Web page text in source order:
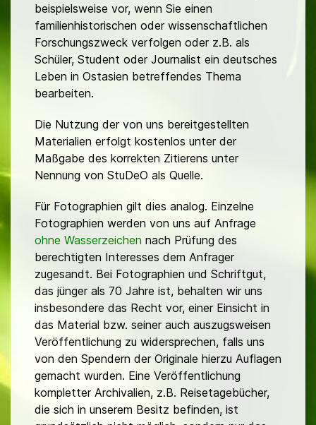
beispielsweise vor, wenn Sie einen
familienhistorischen oder wissenschaftlichen
Forschungszweck verfolgen oder z.B. als
Schüler, Student oder Journalist ein deutsches
Leben in Ostasien betreffendes Thema
bearbeiten.
Die Nutzung der von uns bereitgestellten
Materialien erfolgt kostenlos unter der
Maßgabe des korrekten Zitierens unter
Nennung von StuDeO als Quelle.
Für Fotographien gilt dies analog. Einzelne
Fotographien werden von uns auf Anfrage
ohne Wasserzeichen nach Prüfung des
berechtigten Interesses dem Anfrager
zugesandt. Bei Fotographien und Schriftgut,
das jünger als 70 Jahre ist, behalten wir uns
insbesondere das Recht vor, einer Einsicht in
das Material bzw. seiner auch auszugsweisen
Veröffentlichung zu widersprechen, falls uns
von den Spendern der Originale hierzu Auflagen
gemacht wurden. Eine Veröffentlichung
kompletter Archivalien, z.B. Reisetagebücher,
die sich in unserem Besitz befinden, ist